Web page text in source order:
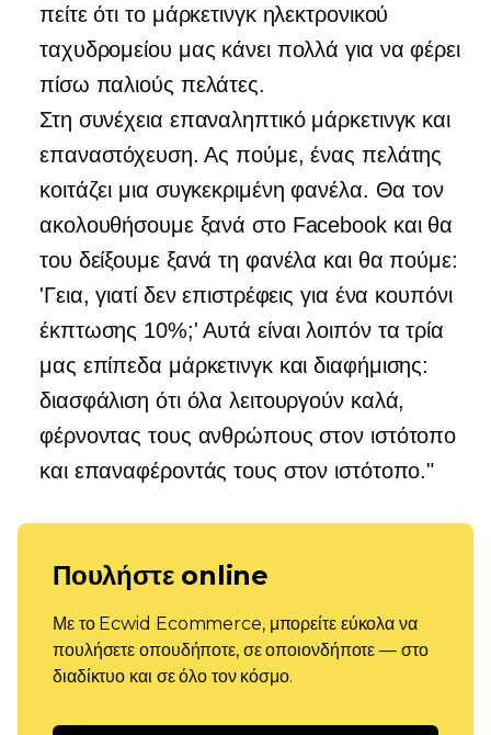
πείτε ότι το μάρκετινγκ ηλεκτρονικού
ταχυδρομείου μας κάνει πολλά για να φέρει
πίσω παλιούς πελάτες.
Στη συνέχεια επαναληπτικό μάρκετινγκ και
επαναστόχευση. Ας πούμε, ένας πελάτης
κοιτάζει μια συγκεκριμένη φανέλα. Θα τον
ακολουθήσουμε ξανά στο Facebook και θα
του δείξουμε ξανά τη φανέλα και θα πούμε:
'Γεια, γιατί δεν επιστρέφεις για ένα κουπόνι
έκπτωσης 10%;' Αυτά είναι λοιπόν τα τρία
μας επίπεδα μάρκετινγκ και διαφήμισης:
διασφάλιση ότι όλα λειτουργούν καλά,
φέρνοντας τους ανθρώπους στον ιστότοπο
και επαναφέροντάς τους στον ιστότοπο."
Πουλήστε online
Με το Ecwid Ecommerce, μπορείτε εύκολα να
πουλήσετε οπουδήποτε, σε οποιονδήποτε — στο
διαδίκτυο και σε όλο τον κόσμο.